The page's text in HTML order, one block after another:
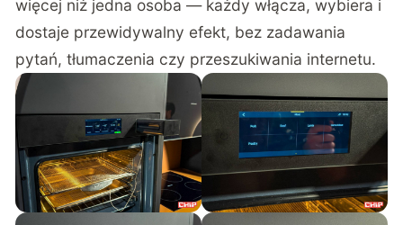
więcej niż jedna osoba — każdy włącza, wybiera i
dostaje przewidywalny efekt, bez zadawania
pytań, tłumaczenia czy przeszukiwania internetu.